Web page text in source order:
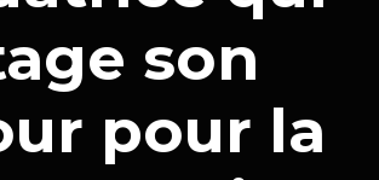
son
pour la